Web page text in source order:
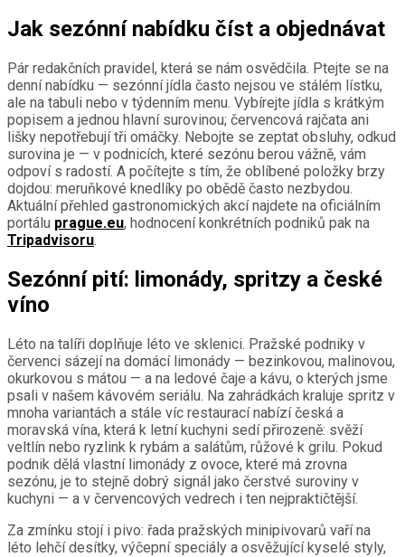
Jak sezónní nabídku číst a objednávat
Pár redakčních pravidel, která se nám osvědčila. Ptejte se na
denní nabídku — sezónní jídla často nejsou ve stálém lístku,
ale na tabuli nebo v týdenním menu. Vybírejte jídla s krátkým
popisem a jednou hlavní surovinou; červencová rajčata ani
lišky nepotřebují tři omáčky. Nebojte se zeptat obsluhy, odkud
surovina je — v podnicích, které sezónu berou vážně, vám
odpoví s radostí. A počítejte s tím, že oblíbené položky brzy
dojdou: meruňkové knedlíky po obědě často nezbydou.
Aktuální přehled gastronomických akcí najdete na oficiálním
portálu prague.eu, hodnocení konkrétních podniků pak na
Tripadvisoru.
Sezónní pití: limonády, spritzy a české
víno
Léto na talíři doplňuje léto ve sklenici. Pražské podniky v
červenci sázejí na domácí limonády — bezinkovou, malinovou,
okurkovou s mátou — a na ledové čaje a kávu, o kterých jsme
psali v našem kávovém seriálu. Na zahrádkách kraluje spritz v
mnoha variantách a stále víc restaurací nabízí česká a
moravská vína, která k letní kuchyni sedí přirozeně: svěží
veltlín nebo ryzlink k rybám a salátům, růžové k grilu. Pokud
podnik dělá vlastní limonády z ovoce, které má zrovna
sezónu, je to stejně dobrý signál jako čerstvé suroviny v
kuchyni — a v červencových vedrech i ten nejpraktičtější.
Za zmínku stojí i pivo: řada pražských minipivovarů vaří na
léto lehčí desítky, výčepní speciály a osvěžující kyselé styly,